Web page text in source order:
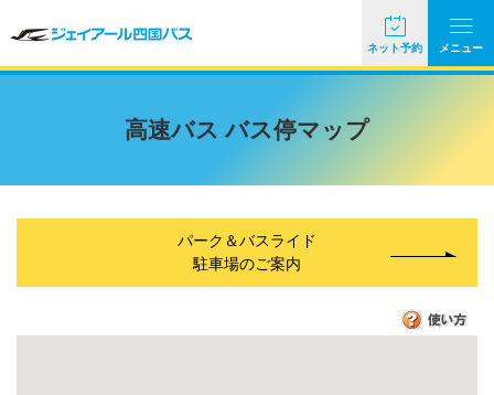
ネット予約 メニュー
高速バス バス停マップ
パーク＆バスライド
駐車場のご案内